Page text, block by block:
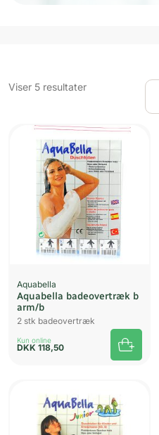
Viser 5 resultaterSorteret
Aquabella
Aquabella badeovertræk b
arm/b
2 stk badeovertræk
Kun online
DKK 118,50